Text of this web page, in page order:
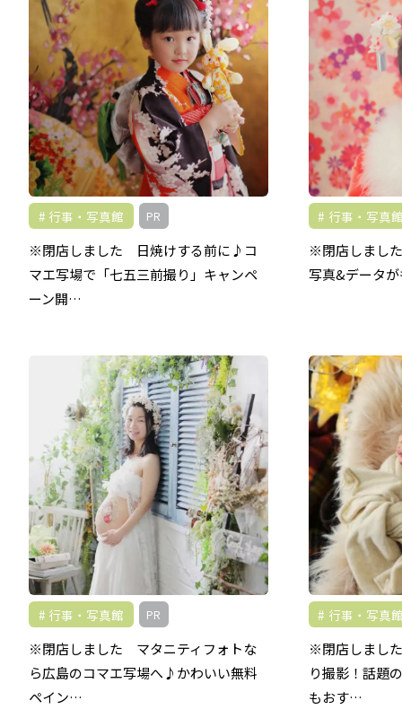
行事・写真館 PR
※閉店しました 日焼けする前に♪コ
マエ写場で「七五三前撮り」キャンペ
ーン開…
行事・写真館
※閉店しました
写真&データ
行事・写真館 PR
※閉店しました マタニティフォトな
ら広島のコマエ写場へ♪かわいい無料
ペイン…
行事・写真館
※閉店しまし
り撮影！話題
もおす…